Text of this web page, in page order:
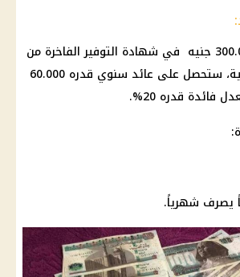
شهادة التوفيرالفاخرة من
ستحصل على عائد
سنوي قدره 60.000
فائدة قدره 20%.
: